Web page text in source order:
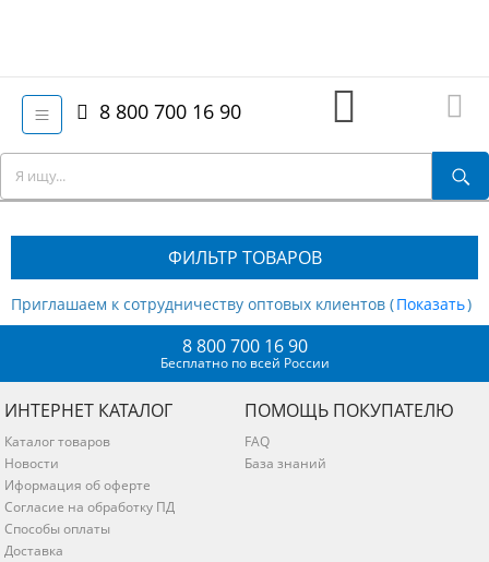
8 800 700 16 90
ФИЛЬТР ТОВАРОВ
Приглашаем к сотрудничеству оптовых клиентов ( )
8 800 700 16 90
Бесплатно по всей России
ИНТЕРНЕТ КАТАЛОГ
Каталог товаров
Новости
Иформация об оферте
Согласие на обработку ПД
Способы оплаты
Доставка
ПОМОЩЬ ПОКУПАТЕЛЮ
FAQ
База знаний